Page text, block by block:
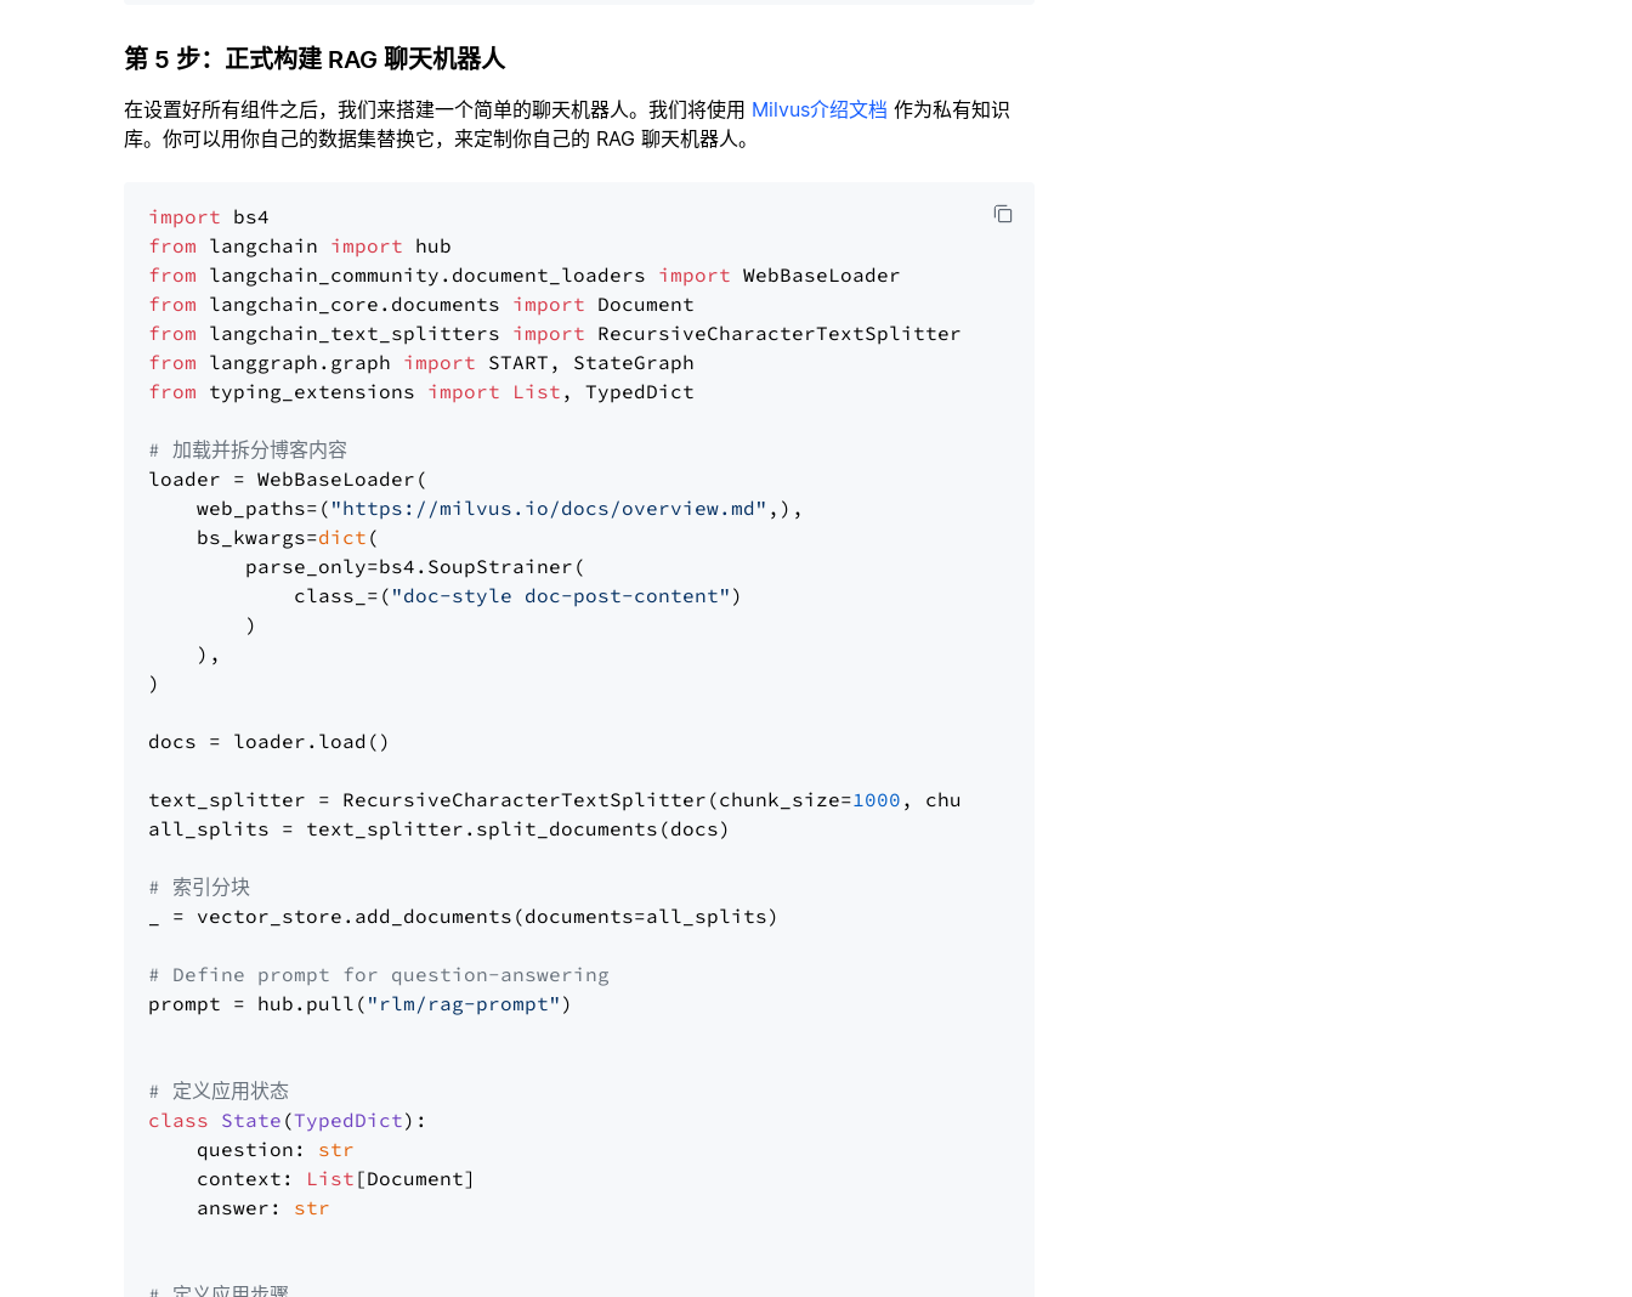
第 5 步：正式构建 RAG 聊天机器人
在设置好所有组件之后，我们来搭建一个简单的聊天机器人。我们将使用 Milvus介绍文档 作为私有知识
库。你可以用你自己的数据集替换它，来定制你自己的 RAG 聊天机器人。
import
from langchain import
from langchain_community.document_loaders import
from langchain_core.documents import
from langchain_text_splitters import
from langgraph.graph import
from typing_extensions import List , TypedDict
# 加载并拆分博客内容
loader = WebBaseLoader(
    web_paths=(
"https://milvus.io/docs/overview.md" ,),
    bs_kwargs=
dict (
        parse_only=bs4.SoupStrainer(
            class_=(
"doc-style doc-post-content" )
        )
    ),
)
docs = loader.load()
text_splitter = RecursiveCharacterTextSplitter(chunk_size=1000 , chunk_overlap=
all_splits = text_splitter.split_documents(docs)
# 索引分块
_ = vector_store.add_documents(documents=all_splits)
# Define prompt for question-answering
prompt = hub.pull( "rlm/rag-prompt" )
# 定义应用状态
class State (TypedDict):
    question:
str
    context:
List [Document]
    answer:
str